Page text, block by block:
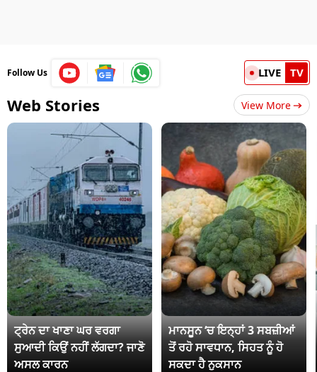
Follow Us LIVE TV
Web Stories View More
ਟ੍ਰੇਨ ਦਾ ਖਾਣਾ ਘਰ ਵਰਗਾ
ਸੁਆਦੀ ਕਿਉਂ ਨਹੀਂ ਲੱਗਦਾ? ਜਾਣੋ
ਅਸਲ ਕਾਰਨ
ਮਾਨਸੂਨ ‘ਚ ਇਨ੍ਹਾਂ 3 ਸਬਜ਼ੀਆਂ
ਤੋਂ ਰਹੋ ਸਾਵਧਾਨ, ਸਿਹਤ ਨੂੰ ਹੋ
ਸਕਦਾ ਹੈ ਨੁਕਸਾਨ